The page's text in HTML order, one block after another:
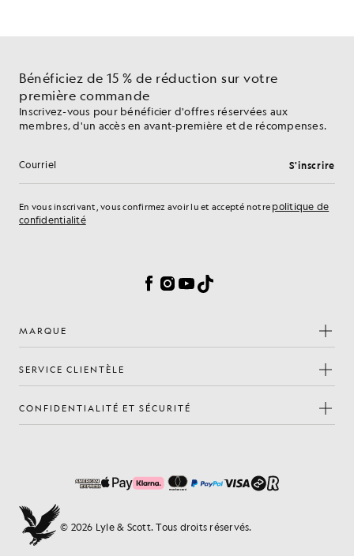
Bénéficiez de 15 % de réduction sur votre
première commande
Inscrivez-vous pour bénéficier d'offres réservées aux
membres, d'un accès en avant-première et de récompenses.
Adresse e-mail S'inscrire
En vous inscrivant, vous confirmez avoir lu et accepté notre politique de
confidentialité
Facebook
Instagram
YouTube
TikTok
MARQUE
SERVICE CLIENTÈLE
CONFIDENTIALITÉ ET SÉCURITÉ
© 2026 Lyle & Scott. Tous droits réservés.